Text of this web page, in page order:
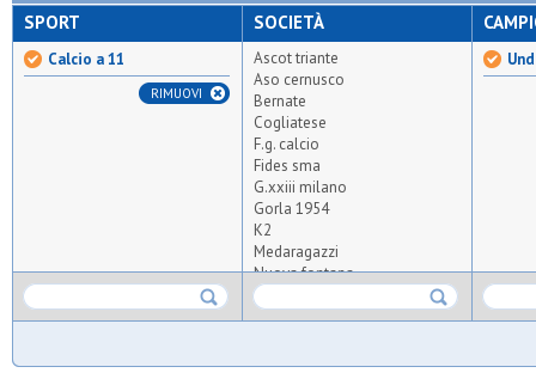
SPORT
Calcio a 11
RIMUOVI
SOCIETÀ
Ascot triante
Aso cernusco
Bernate
Cogliatese
F.g. calcio
Fides sma
G.xxiii milano
Gorla 1954
K2
Medaragazzi
Nuova fontana
Osa
Osm veduggio